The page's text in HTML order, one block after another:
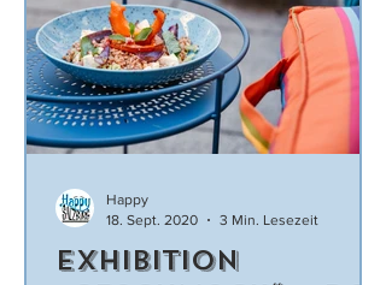
Exhibition
Happy
18. Sept. 2020
3 Min. Lesezeit